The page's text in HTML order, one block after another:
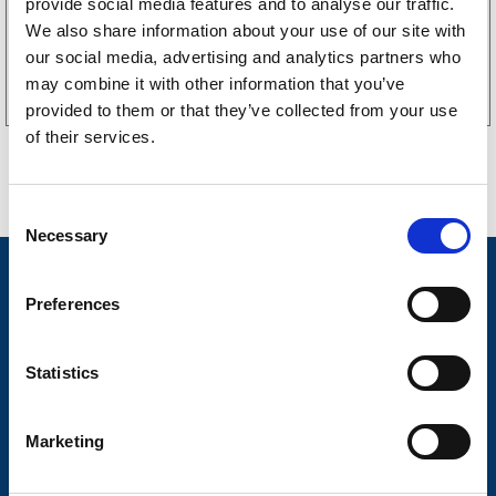
provide social media features and to analyse our traffic.
We also share information about your use of our site with
our social media, advertising and analytics partners who
may combine it with other information that you’ve
provided to them or that they’ve collected from your use
of their services.
o
Necessary
Preferences
Statistics
Marketing
Köp online
Släpvagnsservice
Frågor & Svar
Butikskoncept